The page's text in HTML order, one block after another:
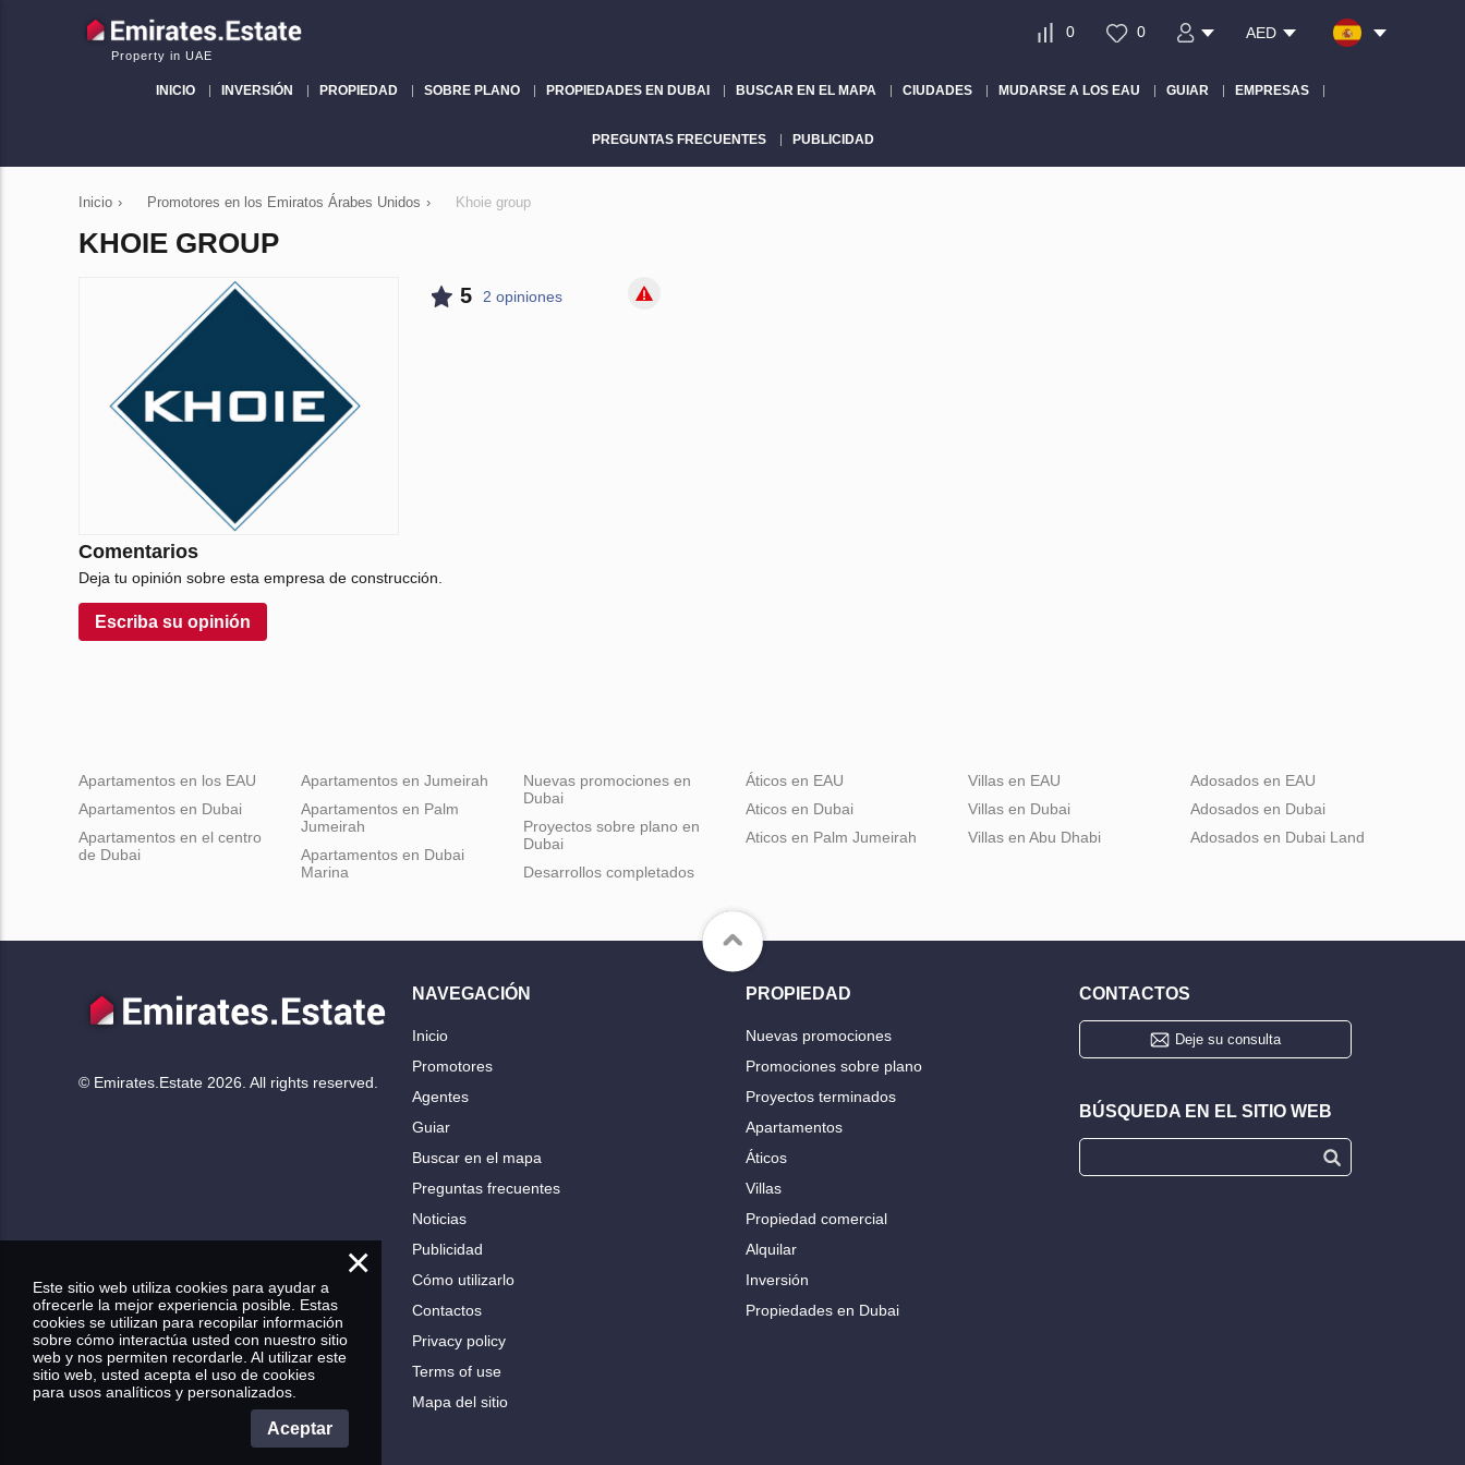
Property in UAE
0 0 AED
INICIO INVERSIÓN PROPIEDAD SOBRE PLANO PROPIEDADES EN DUBAI BUSCAR EN EL MAPA CIUDADES MUDARSE A LOS EAU GUIAR EMPRESAS
PREGUNTAS FRECUENTES PUBLICIDAD
Inicio › Promotores en los Emiratos Árabes Unidos › Khoie group
KHOIE GROUP
5 2 opiniones
Comentarios
Deja tu opinión sobre esta empresa de construcción.
Escriba su opinión
Apartamentos en los EAU
Apartamentos en Dubai
Apartamentos en el centro
de Dubai
Apartamentos en Jumeirah
Apartamentos en Palm
Jumeirah
Apartamentos en Dubai
Marina
Nuevas promociones en
Dubai
Proyectos sobre plano en
Dubai
Desarrollos completados
Áticos en EAU
Aticos en Dubai
Aticos en Palm Jumeirah
Villas en EAU
Villas en Dubai
Villas en Abu Dhabi
Adosados en EAU
Adosados en Dubai
Adosados en Dubai Land
© Emirates.Estate 2026. All rights reserved.
NAVEGACIÓN
Inicio
Promotores
Agentes
Guiar
Buscar en el mapa
Preguntas frecuentes
Noticias
Publicidad
Cómo utilizarlo
Contactos
Privacy policy
Terms of use
Mapa del sitio
PROPIEDAD
Nuevas promociones
Promociones sobre plano
Proyectos terminados
Apartamentos
Áticos
Villas
Propiedad comercial
Alquilar
Inversión
Propiedades en Dubai
CONTACTOS
Deje su consulta
BÚSQUEDA EN EL SITIO WEB
×
Este sitio web utiliza cookies para ayudar a
ofrecerle la mejor experiencia posible. Estas
cookies se utilizan para recopilar información
sobre cómo interactúa usted con nuestro sitio
web y nos permiten recordarle. Al utilizar este
sitio web, usted acepta el uso de cookies
para usos analíticos y personalizados.
Aceptar